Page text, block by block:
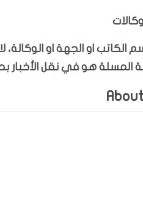
الكاتب او الجهة او
المسلة هو في نقل الأخبار